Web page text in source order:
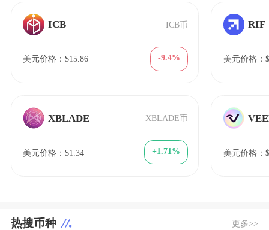
ICB ICB币
美元价格：$15.86 -9.4%
XBLADE XBLADE币
美元价格：$1.34 +1.71%
RIF
美元价格：
美元价格：
热搜币种 更多>>